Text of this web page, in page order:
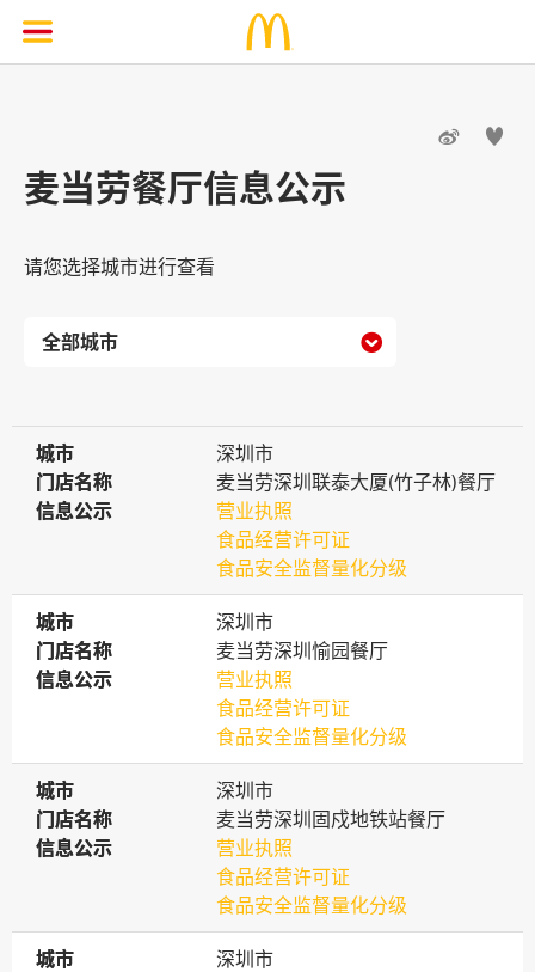
 
麦当劳餐厅信息公示
请您选择城市进行查看

城市
城市
深圳市
门店名称
门店名称
麦当劳深圳联泰大厦(竹子林)餐厅
信息公示
信息公示
营业执照
食品经营许可证
食品安全监督量化分级
城市
城市
深圳市
门店名称
门店名称
麦当劳深圳愉园餐厅
信息公示
信息公示
营业执照
食品经营许可证
食品安全监督量化分级
城市
城市
深圳市
门店名称
门店名称
麦当劳深圳固戍地铁站餐厅
信息公示
信息公示
营业执照
食品经营许可证
食品安全监督量化分级
城市
城市
深圳市